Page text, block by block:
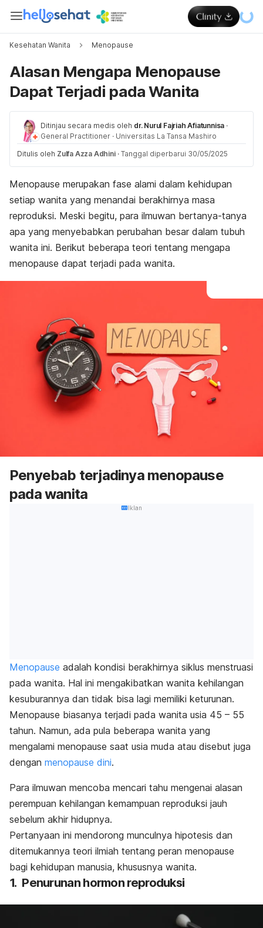
Kesehatan Wanita Menopause
Alasan Mengapa Menopause
Dapat Terjadi pada Wanita
Ditinjau secara medis oleh dr. Nurul Fajriah Afiatunnisa ·
General Practitioner · Universitas La Tansa Mashiro
Ditulis oleh Zulfa Azza Adhini · Tanggal diperbarui 30/05/2025
Menopause merupakan fase alami dalam kehidupan
setiap wanita yang menandai berakhirnya masa
reproduksi. Meski begitu, para ilmuwan bertanya-tanya
apa yang menyebabkan perubahan besar dalam tubuh
wanita ini. Berikut beberapa teori tentang mengapa
menopause dapat terjadi pada wanita.
Penyebab terjadinya menopause
pada wanita
Iklan
Menopause adalah kondisi berakhirnya siklus menstruasi
pada wanita. Hal ini mengakibatkan wanita kehilangan
kesuburannya dan tidak bisa lagi memiliki keturunan.
Menopause biasanya terjadi pada wanita usia 45 – 55
tahun. Namun, ada pula beberapa wanita yang
mengalami menopause saat usia muda atau disebut juga
dengan menopause dini.
Para ilmuwan mencoba mencari tahu mengenai alasan
perempuan kehilangan kemampuan reproduksi jauh
sebelum akhir hidupnya.
Pertanyaan ini mendorong munculnya hipotesis dan
ditemukannya teori ilmiah tentang peran menopause
bagi kehidupan manusia, khususnya wanita.
1. Penurunan hormon reproduksi